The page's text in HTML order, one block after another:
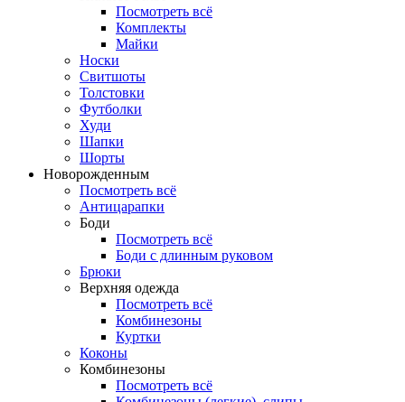
Посмотреть всё
Комплекты
Майки
Носки
Свитшоты
Толстовки
Футболки
Худи
Шапки
Шорты
Новорожденным
Посмотреть всё
Антицарапки
Боди
Посмотреть всё
Боди с длинным руковом
Брюки
Верхняя одежда
Посмотреть всё
Комбинезоны
Куртки
Коконы
Комбинезоны
Посмотреть всё